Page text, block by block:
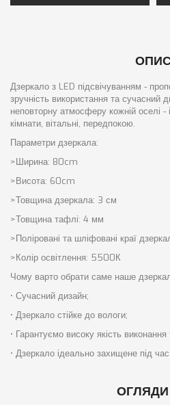
Дзеркало з LED підсвічуванням -
зручність використання та сучасний
неповторну атмосферу кожній оселі
кімнати, вітальні, передпокою.
Параметри дзеркала:
>Ширина: 80cm
>Висота: 60cm
>Товщина дзеркала: 3 см
>Товщина тафлі: 4 мм
>Поліровані та шліфовані краї
>Колір освітлення: 5500К
Чому варто обрати саме наше
• Сучасний дизайн;
• Дзеркало стійке до вологи;
• Гарантуємо високу якість
• Дзеркало ідеально захищене під
ОГЛЯДИ